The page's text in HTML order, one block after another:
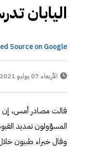
اليابان
Source on Google
الأربعاء 07 يوليو 2021
قالت مصادر أمس، إن
المسؤولون تمديد
وقال خبراء طبيون